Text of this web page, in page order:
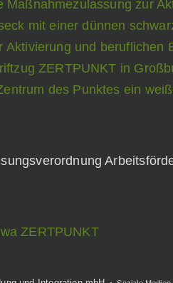
ZERTPUNKT